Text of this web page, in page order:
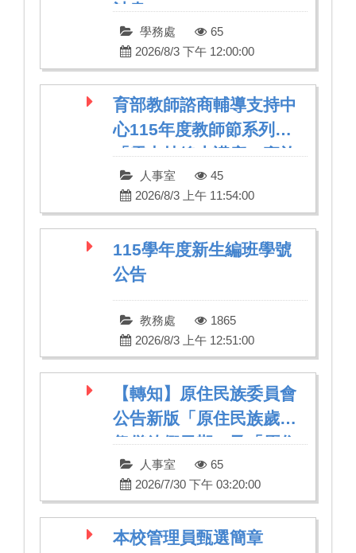
計畫
學務處
65
2026/8/3 下午 12:00:00
育部教師諮商輔導支持中
心115年度教師節系列
「雲支持線上講座」實施
計畫人事室
45
2026/8/3 上午 11:54:00
115學年度新生編班學號
公告
教務處
1865
2026/8/3 上午 12:51:00
【轉知】原住民族委員會
公告新版「原住民族歲時
祭儀放假日期」及「原住
民族歲時祭儀放假日常見
問題集」
人事室
65
2026/7/30 下午 03:20:00
本校管理員甄選簡章